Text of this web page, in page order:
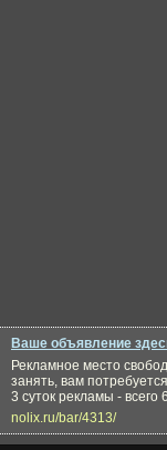
Ваше объявление
Рекламное место
занять, вам
3 суток рекламы - всего
nolix.ru/bar/4313/